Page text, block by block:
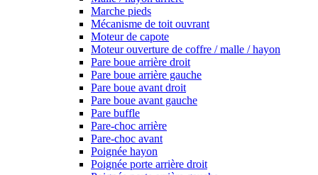
Marche pieds
Mécanisme de toit ouvrant
Moteur de capote
Moteur ouverture de coffre / malle / hayon
Pare boue arrière droit
Pare boue arrière gauche
Pare boue avant droit
Pare boue avant gauche
Pare buffle
Pare-choc arrière
Pare-choc avant
Poignée hayon
Poignée porte arrière droit